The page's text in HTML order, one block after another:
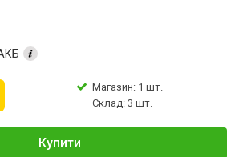
Магазин: 1 шт.
Склад: 3 шт.
Купити